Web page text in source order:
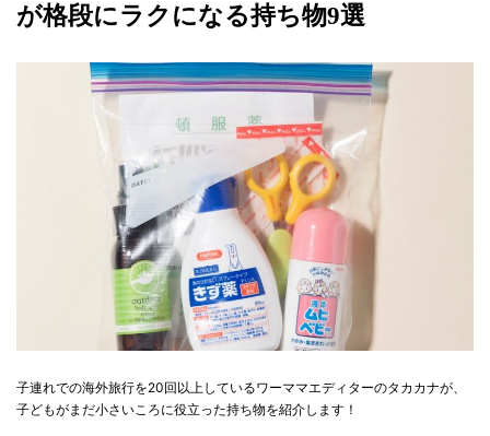
が格段にラクになる持ち物9選
子連れでの海外旅行を20回以上しているワーママエディターのタカカナが、
子どもがまだ小さいころに役立った持ち物を紹介します！